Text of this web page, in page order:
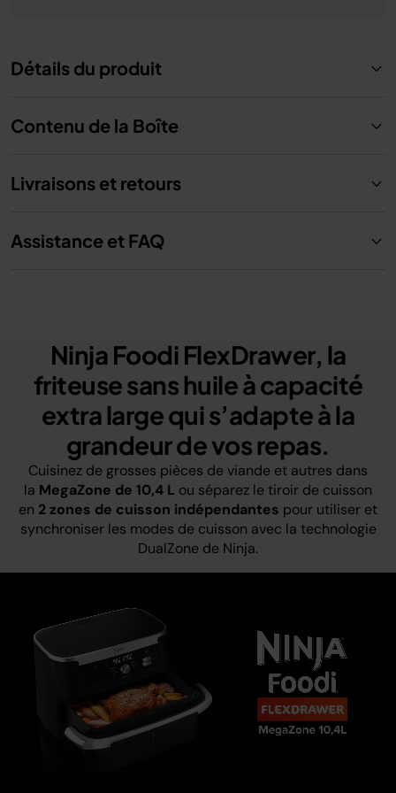
Détails du produit
Contenu de la Boîte
Livraisons et retours
Assistance et FAQ
Ninja Foodi FlexDrawer, la
friteuse sans huile à capacité
extra large qui s’adapte à la
grandeur de vos repas.
Cuisinez de grosses pièces de viande et autres dans
la MegaZone de 10,4 L ou séparez le tiroir de cuisson
en 2 zones de cuisson indépendantes pour utiliser et
synchroniser les modes de cuisson avec la technologie
DualZone de Ninja.